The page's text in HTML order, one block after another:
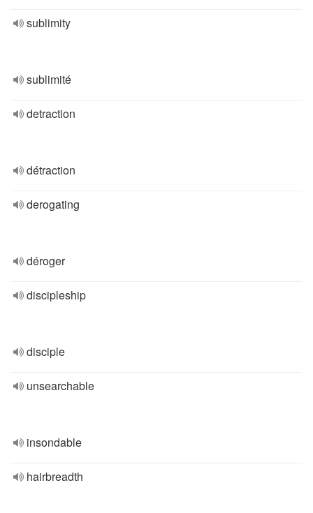
sublimity
sublimité
detraction
détraction
derogating
déroger
discipleship
disciple
unsearchable
insondable
hairbreadth